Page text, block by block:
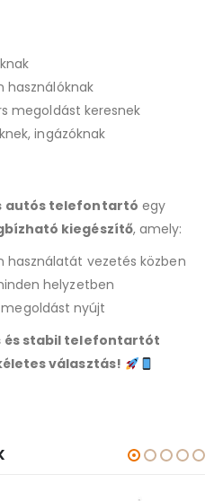
használóknak
megoldást keresnek
ingázóknak
autós telefontartó egy
kiegészítő, amely:
használatát vezetés közben
helyzetben
nyújt
és stabil telefontartót
választás!